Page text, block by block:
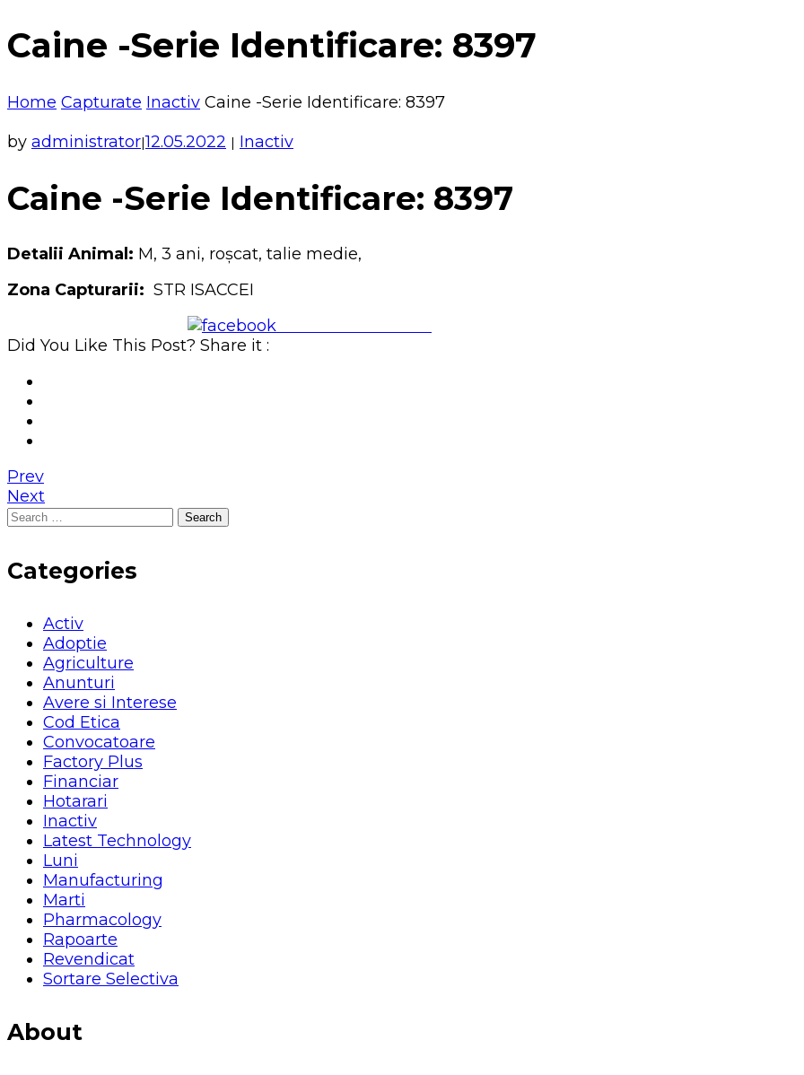
Caine -Serie Identificare: 8397
Home Capturate Inactiv Caine -Serie Identificare: 8397
by administrator|12.05.2022 | Inactiv
Caine -Serie Identificare: 8397
Detalii Animal: M, 3 ani, roșcat, talie medie,
Zona Capturarii: STR ISACCEI
Did You Like This Post? Share it :
Prev
Next
Search
Categories
Activ
Adoptie
Agriculture
Anunturi
Avere si Interese
Cod Etica
Convocatoare
Factory Plus
Financiar
Hotarari
Inactiv
Latest Technology
Luni
Manufacturing
Marti
Pharmacology
Rapoarte
Revendicat
Sortare Selectiva
About